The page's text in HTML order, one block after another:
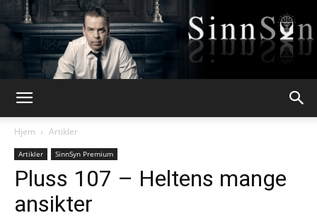
Hjem
Artikler
Artikler SinnSyn Premium
Pluss 107 – Heltens mange
ansikter